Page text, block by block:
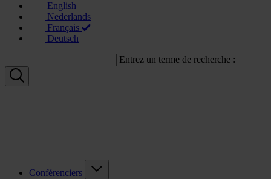
English
Nederlands
Français
Deutsch
Entrez un terme de recherche :
Conférenciers